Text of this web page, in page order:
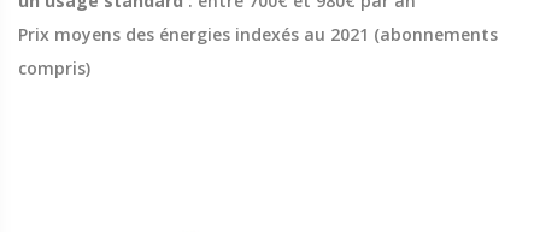
Prix moyens des énergies indexés au 2021 (abonnements
compris)